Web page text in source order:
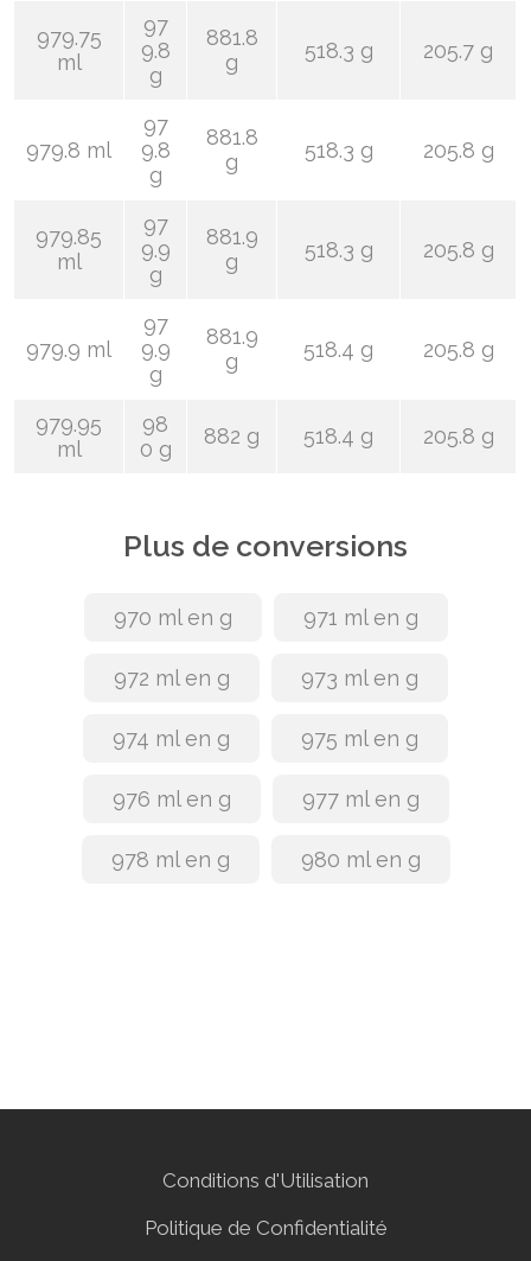
979.75
ml
97
9.8
g
881.8
g
518.3 g 205.7 g
979.8 ml
97
9.8
g
881.8
g
518.3 g 205.8 g
979.85
ml
97
9.9
g
881.9
g
518.3 g 205.8 g
979.9 ml
97
9.9
g
881.9
g
518.4 g 205.8 g
979.95
ml
98
0 g
882 g 518.4 g 205.8 g
Plus de conversions
970 ml en g 971 ml en g
972 ml en g 973 ml en g
974 ml en g 975 ml en g
976 ml en g 977 ml en g
978 ml en g 980 ml en g
Conditions d'Utilisation
Politique de Confidentialité